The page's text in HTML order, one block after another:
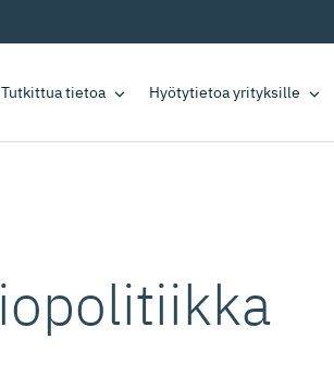
Tutkittua tietoa Hyötytietoa yrityksille